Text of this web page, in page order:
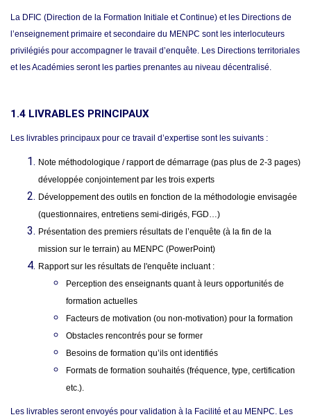
La DFIC (Direction de la Formation Initiale et Continue) et les Directions de
l’enseignement primaire et secondaire du MENPC sont les interlocuteurs
privilégiés pour accompagner le travail d’enquête. Les Directions territoriales
et les Académies seront les parties prenantes au niveau décentralisé.
1.4 LIVRABLES PRINCIPAUX
Les livrables principaux pour ce travail d’expertise sont les suivants :
Note méthodologique / rapport de démarrage (pas plus de 2-3 pages)
développée conjointement par les trois experts
Développement des outils en fonction de la méthodologie envisagée
(questionnaires, entretiens semi-dirigés, FGD…)
Présentation des premiers résultats de l’enquête (à la fin de la
mission sur le terrain) au MENPC (PowerPoint)
Rapport sur les résultats de l'enquête incluant :
Perception des enseignants quant à leurs opportunités de
formation actuelles
Facteurs de motivation (ou non-motivation) pour la formation
Obstacles rencontrés pour se former
Besoins de formation qu’ils ont identifiés
Formats de formation souhaités (fréquence, type, certification
etc.).
Les livrables seront envoyés pour validation à la Facilité et au MENPC. Les